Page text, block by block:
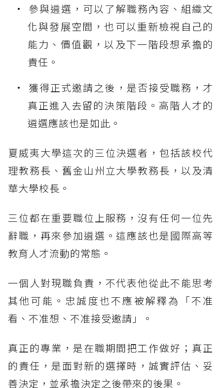
參與遴選，可以了解職務內容、組織文
化與發展空間，也可以重新檢視自己的
能力、價值觀，以及下一階段想承擔的
責任。
獲得正式邀請之後，是否接受職務，才
真正進入去留的決策階段。高階人才的
遴選應該也是如此。
夏威夷大學這次的三位決選者，包括該校代
理教務長、舊金山州立大學教務長，以及清
華大學校長。
三位都在重要職位上服務，沒有任何一位先
辭職，再來參加遴選。這應該也是國際高等
教育人才流動的常態。
一個人對現職負責，不代表他從此不能思考
其他可能。忠誠度也不應被解釋為「不准
看、不准想、不准接受邀請」。
真正的專業，是在職期間把工作做好；真正
的責任，是面對新的選擇時，誠實評估、妥
善決定，並承擔決定之後帶來的後果。